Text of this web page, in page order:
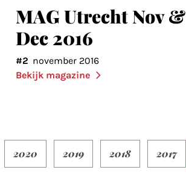
MAG Utrecht Nov &
Dec 2016
#2 november 2016
Bekijk magazine
2020 2019 2018 2017